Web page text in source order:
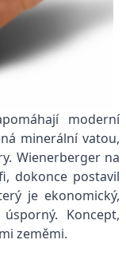
moderní
minerální vatou,
Wienerberger na
dokonce postavil
je ekonomický,
Koncept,
zeměmi.